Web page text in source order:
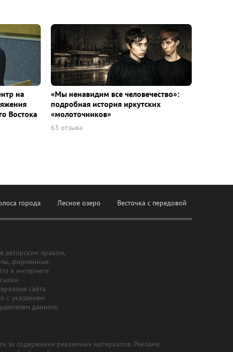
на
Востока
«Мы ненавидим все человечество»:
подробная история иркутских
«молоточников»
63 отзыва
города Лесное озеро Весточка с передовой
авторским правом,
фирменные
в интернете
сайта
с указанием
данного
за содержание рекламных материалов. Реклама